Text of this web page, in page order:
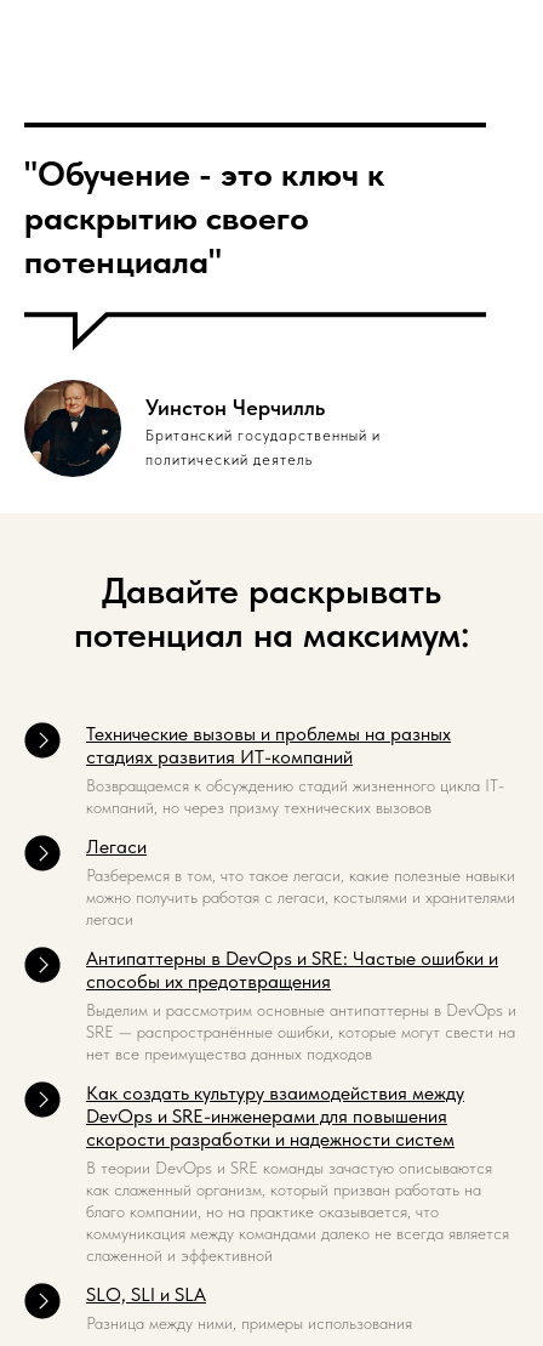
"Обучение - это ключ к
раскрытию своего
потенциала"
Уинстон Черчилль
Британский государственный и
политический деятель
Давайте раскрывать
потенциал на максимум:
Технические вызовы и проблемы на разных
стадиях развития ИТ-компаний
Возвращаемся к обсуждению стадий жизненного цикла IT-
компаний, но через призму технических вызовов
Легаси
Разберемся в том, что такое легаси, какие полезные навыки
можно получить работая с легаси, костылями и хранителями
легаси
Антипаттерны в DevOps и SRE: Частые ошибки и
способы их предотвращения
Выделим и рассмотрим основные антипаттерны в DevOps и
SRE — распространённые ошибки, которые могут свести на
нет все преимущества данных подходов
Как создать культуру взаимодействия между
DevOps и SRE-инженерами для повышения
скорости разработки и надежности систем
В теории DevOps и SRE команды зачастую описываются
как слаженный организм, который призван работать на
благо компании, но на практике оказывается, что
коммуникация между командами далеко не всегда является
слаженной и эффективной
SLO, SLI и SLA
Разница между ними, примеры использования